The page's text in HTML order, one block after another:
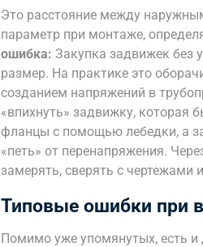
Это расстояние между
параметр при монтаже,
ошибка: Закупка задвижек без
размер. На практике это
созданием напряжений в
«впихнуть» задвижку, которая
фланцы с помощью лебедки, а
«петь» от перенапряжения.
замерять, сверять с
Типовые ошибки при
Помимо уже упомянутых, есть и